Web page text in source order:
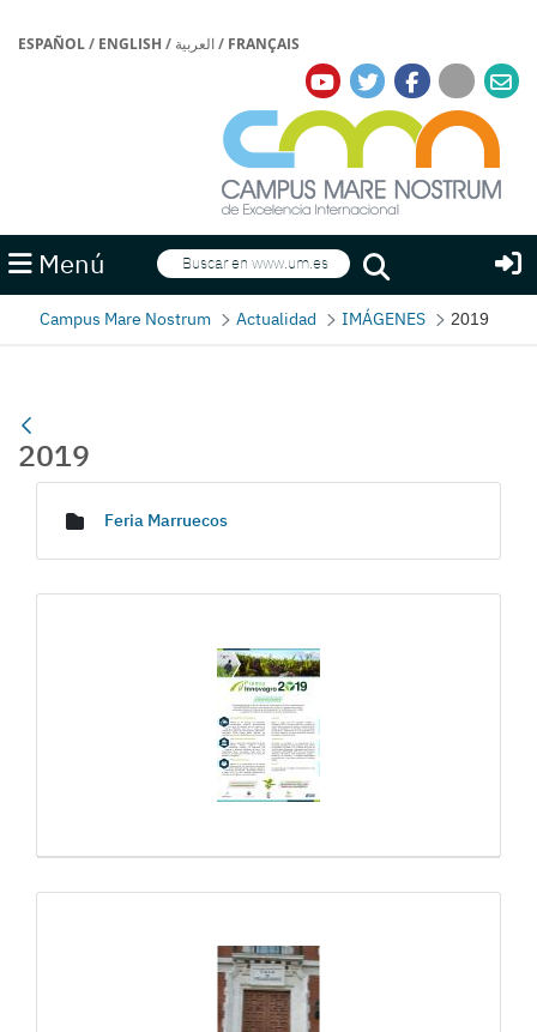
ESPAÑOL/ ENGLISH / العربية/ FRANÇAIS
Menú Buscar
Buscar
Campus Mare Nostrum Actualidad IMÁGENES 2019
2019
Feria Marruecos